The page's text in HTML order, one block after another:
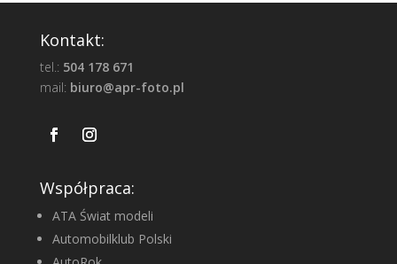
Kontakt:
tel.: 504 178 671
mail: biuro@apr-foto.pl
Współpraca:
ATA Świat modeli
Automobilklub Polski